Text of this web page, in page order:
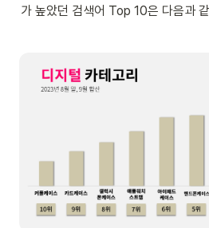
가 높았던 검색어 Top 10은 다음과